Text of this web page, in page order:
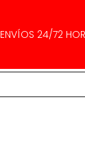
ENVÍOS 24/72